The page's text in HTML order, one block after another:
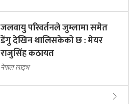
जलवायु परिवर्तनले जुम्लामा समेत
डेंगु देखिन थालिसकेको छ : मेयर
राजुसिंह कठायत
नेपाल लाइभ